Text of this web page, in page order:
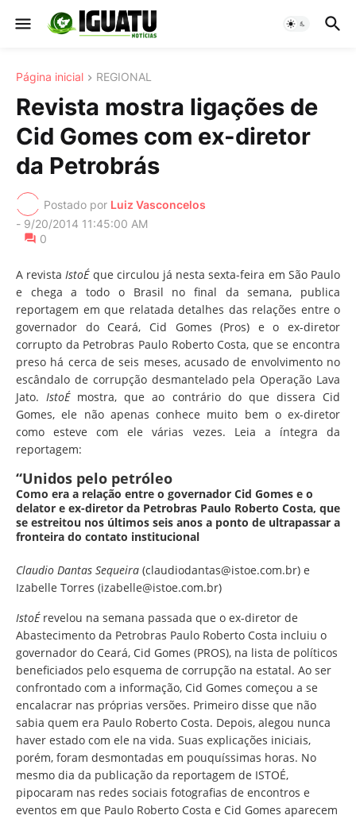
Página inicial REGIONAL
Revista mostra ligações de
Cid Gomes com ex-diretor
da Petrobrás
Postado por Luiz Vasconcelos
- 9/20/2014 11:45:00 AM
0
A revistaIstoÉque circulou já nesta sexta-feira em São Paulo
e chega a todo o Brasil no final da semana, publica
reportagem em que relatada detalhes das relações entre o
governador do Ceará, Cid Gomes (Pros) e o ex-diretor
corrupto da Petrobras Paulo Roberto Costa, que se encontra
preso há cerca de seis meses, acusado de envolvimento no
escândalo de corrupção desmantelado pela Operação Lava
Jato.IstoÉmostra, que ao contrário do que dissera Cid
Gomes, ele não apenas conhece muito bem o ex-diretor
como esteve com ele várias vezes. Leia a íntegra da
reportagem:
“Unidos pelo petróleo
Como era a relação entre o governador Cid Gomes e o
delator e ex-diretor da Petrobras Paulo Roberto Costa, que
se estreitou nos últimos seis anos a ponto de ultrapassar a
fronteira do contato institucional
Claudio Dantas Sequeira (claudiodantas@istoe.com.br) e
Izabelle Torres (izabelle@istoe.com.br)
IstoÉrevelou na semana passada que o ex-diretor de
Abastecimento da Petrobras Paulo Roberto Costa incluiu o
governador do Ceará, Cid Gomes (PROS), na lista de políticos
beneficiados pelo esquema de corrupção na estatal. Ao ser
confrontado com a informação, Cid Gomes começou a se
encalacrar nas próprias versões. Primeiro disse que não
sabia quem era Paulo Roberto Costa. Depois, alegou nunca
haver estado com ele na vida. Suas explicações iniciais,
porém, foram desmontadas em pouquíssimas horas. No
mesmo dia da publicação da reportagem de ISTOÉ,
pipocaram nas redes sociais fotografias de encontros e
eventos em que Paulo Roberto Costa e Cid Gomes aparecem